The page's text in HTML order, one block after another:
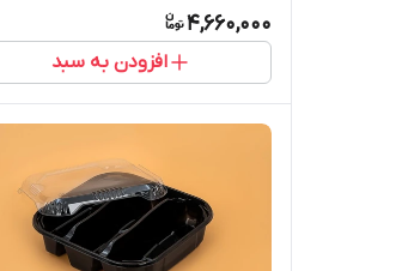
4,660,000
افزودن به سبد